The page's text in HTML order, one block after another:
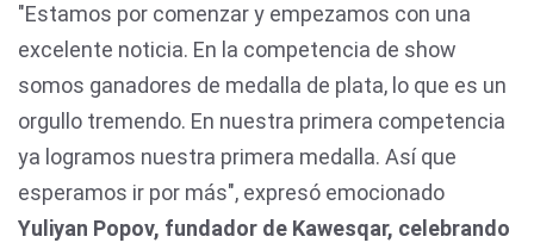
"Estamos por comenzar y empezamos con una
excelente noticia. En la competencia de show
somos ganadores de medalla de plata, lo que es un
orgullo tremendo. En nuestra primera competencia
ya logramos nuestra primera medalla. Así que
esperamos ir por más", expresó emocionado
Yuliyan Popov, fundador de Kawesqar, celebrando